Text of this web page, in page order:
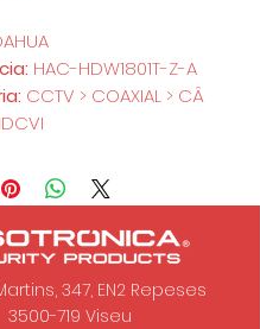
HAC-HDW1801T-Z-A
CCTV > COAXIAL > CÂ
347, EN2 Repeses
3500-719 Viseu